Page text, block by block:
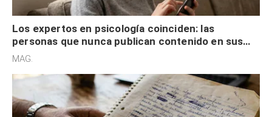
Los expertos en psicología coinciden: las
personas que nunca publican contenido en sus
redes sociales no pretenden buscar validación
MAG.